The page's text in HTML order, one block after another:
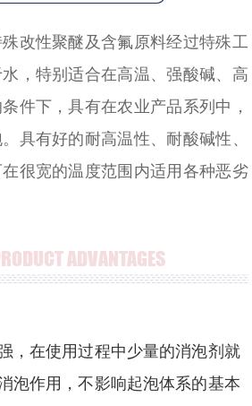
改性聚醚及含氟原料经过特殊工
，特别适合在高温、强酸碱、高
件下，具有在农业产品系列中，
具有好的耐高温性、耐酸碱性、
很宽的温度范围内适用各种恶劣
ADVANTAGES
，在使用过程中少量的消泡剂就
泡作用，不影响起泡体系的基本